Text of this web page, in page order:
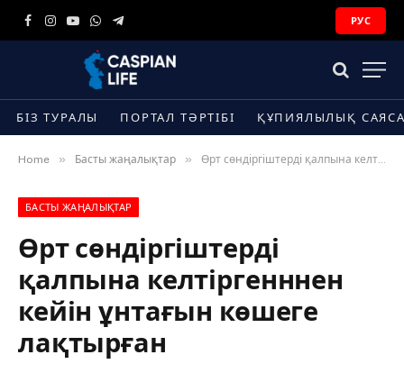
Facebook
Instagram
YouTube
WhatsApp
Telegram
РУС
БІЗ ТУРАЛЫ ПОРТАЛ ТӘРТІБІ ҚҰПИЯЛЫЛЫҚ
Home » Басты жаңалықтар » Өрт сөндіргіштерді қалпына келтіргенннен кейін ұнтағын көшеге лақтырған
БАСТЫ ЖАҢАЛЫҚТАР
Өрт сөндіргіштерді
қалпына келтіргенннен
кейін ұнтағын көшеге
лақтырған